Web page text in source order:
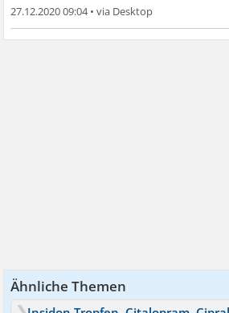
27.12.2020 09:04•
Ähnliche Themen